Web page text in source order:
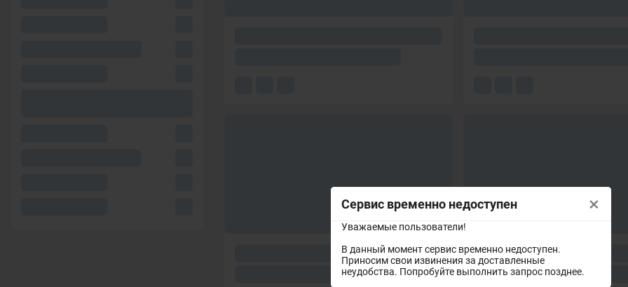
Сервис временно недоступен
Уважаемые пользователи!
В данный момент сервис временно недоступен.
Приносим свои извинения за доставленные
неудобства. Попробуйте выполнить запрос позднее.
×